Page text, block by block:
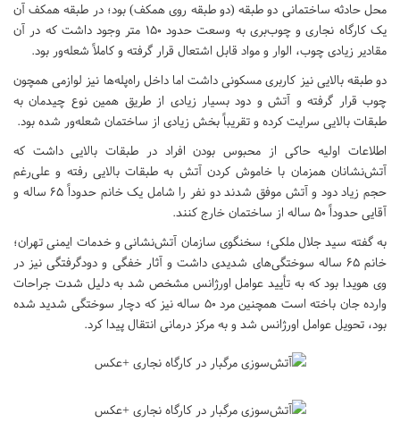
محل حادثه ساختمانی دو طبقه (دو طبقه روی همکف) بود؛ در طبقه همکف آن
یک کارگاه نجاری و چوب‌بری به وسعت حدود ۱۵۰ متر وجود داشت که در آن
مقادیر زیادی چوب، الوار و مواد قابل اشتعال قرار گرفته و کاملاً شعله‌ور بود.
دو طبقه بالایی نیز کاربری مسکونی داشت اما داخل راه‌پله‌ها نیز لوازمی همچون
چوب قرار گرفته و آتش و دود بسیار زیادی از طریق همین نوع چیدمان به
طبقات بالایی سرایت کرده و تقریباً بخش زیادی از ساختمان شعله‌ور شده بود.
اطلاعات اولیه حاکی از محبوس بودن افراد در طبقات بالایی داشت که
آتش‌نشانان همزمان با خاموش کردن آتش به طبقات بالایی رفته و علی‌رغم
حجم زیاد دود و آتش موفق شدند دو نفر را شامل یک خانم حدوداً ۶۵ ساله و
آقایی حدوداً ۵۰ ساله از ساختمان خارج کنند.
به گفته سید جلال ملکی؛ سخنگوی سازمان آتش‌نشانی و خدمات ایمنی تهران؛
خانم ۶۵ ساله سوختگی‌های شدیدی داشت و آثار خفگی و دودگرفتگی نیز در
وی هویدا بود که به تأیید عوامل اورژانس مشخص شد به دلیل شدت جراحات
وارده جان باخته است همچنین مرد ۵۰ ساله نیز که دچار سوختگی شدید شده
بود، تحویل عوامل اورژانس شد و به مرکز درمانی انتقال پیدا کرد.